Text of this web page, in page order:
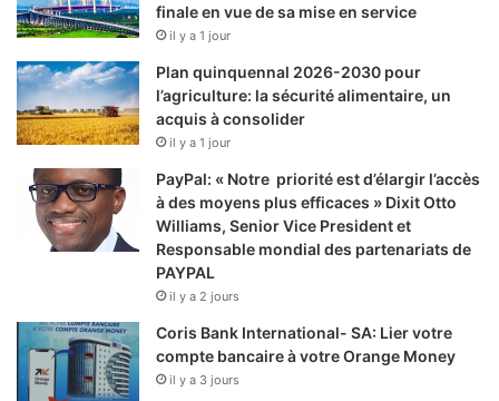
finale en vue de sa mise en service
il y a 1 jour
Plan quinquennal 2026-2030 pour
l’agriculture: la sécurité alimentaire, un
acquis à consolider
il y a 1 jour
PayPal: « Notre priorité est d’élargir l’accès
à des moyens plus efficaces » Dixit Otto
Williams, Senior Vice President et
Responsable mondial des partenariats de
PAYPAL
il y a 2 jours
Coris Bank International- SA: Lier votre
compte bancaire à votre Orange Money
il y a 3 jours